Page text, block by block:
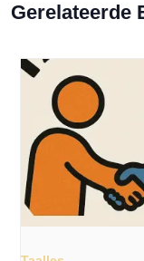
Gerelateerde